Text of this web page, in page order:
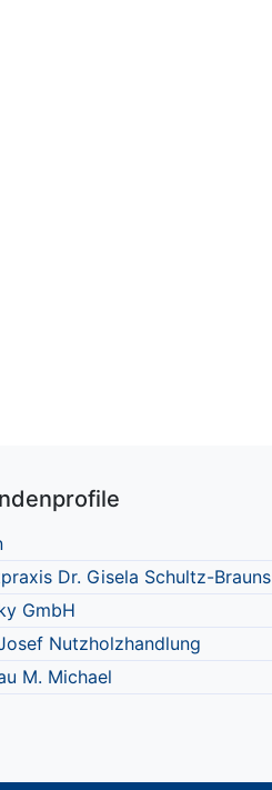
Dr. Gisela Schultz-Brauns
GmbH
Nutzholzhandlung
M. Michael